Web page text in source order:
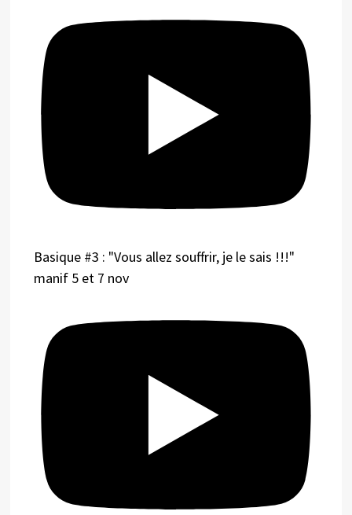
Basique #3 : "Vous allez souffrir, je le sais !!!"
manif 5 et 7 nov